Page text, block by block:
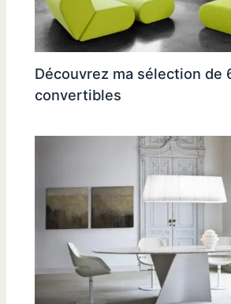
Découvrez ma sélection de
convertibles